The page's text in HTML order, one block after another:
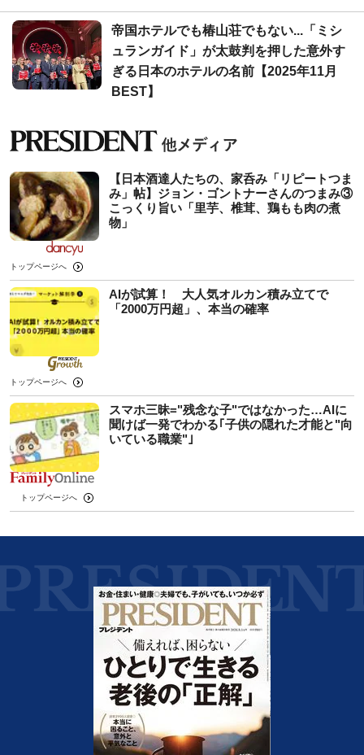
帝国ホテルでも椿山荘でもない...「ミシ
ュランガイド」が太鼓判を押した意外す
ぎる日本のホテルの名前【2025年11月
BEST】
【日本酒達人たちの、家呑み「リピートつま
み」帖】ジョン・ゴントナーさんのつまみ③
こっくり旨い「里芋、椎茸、鶏もも肉の煮
物」
トップページへ
AIが試算！ 大人気オルカン積み立てで
「2000万円超」、本当の確率
トップページへ
スマホ三昧="残念な子"ではなかった…AIに
聞けば一発でわかる｢子供の隠れた才能と"向
いている職業"｣
トップページへ